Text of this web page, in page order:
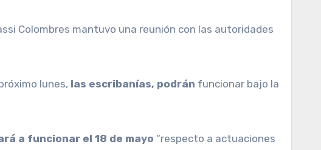
Colombres mantuvo una reunión con las autoridades
lunes, las escribanías, podrán funcionar bajo la
a funcionar el 18 de mayo “respecto a actuaciones